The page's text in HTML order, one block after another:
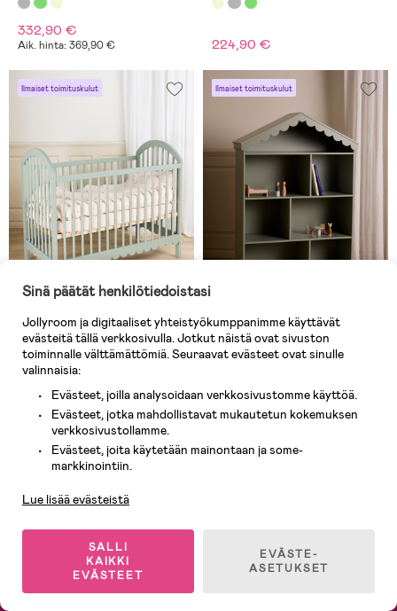
332,90 €
Aik. hinta: 369,90 € 224,90 €
Ilmaiset toimituskulut
Tilapäisesti loppu
(3)
Alice & Fox Dune Pinnasänky,
224,90 €
Ilmaiset toimituskulut
Tilapäisesti loppu
Nukkekoti, Sage
159,90 €
Sinä päätät henkilötiedoistasi
Jollyroom ja digitaaliset yhteistyökumppanimme käyttävät
evästeitä tällä verkkosivulla. Jotkut näistä ovat sivuston
toiminnalle välttämättömiä. Seuraavat evästeet ovat sinulle
valinnaisia:
Evästeet, joilla analysoidaan verkkosivustomme käyttöä.
Evästeet, jotka mahdollistavat mukautetun kokemuksen
verkkosivustollamme.
Evästeet, joita käytetään mainontaan ja some-
markkinointiin.
Lue lisää evästeistä
SALLI
KAIKKI
EVÄSTEET
EVÄSTE-
ASETUKSET